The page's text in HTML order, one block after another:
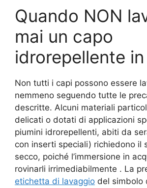
Quando NON
mai un capo
idrorepellente
Non tutti i capi possono essere
nemmeno seguendo tutte le
descritte. Alcuni materiali
delicati o dotati di applicazioni
piumini idrorepellenti, abiti da
con inserti speciali) richiedono il
secco, poiché l’immersione in
rovinarli irrimediabilmente . La
etichetta di lavaggio del simbolo